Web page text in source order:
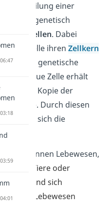
ist die Teilung einer
in zwei genetisch
Tochterzellen. Dabei
Mutterzelle ihrenZellkern
gesamte genetische
Jede neue Zelle erhält
exakte Kopie der
Zelle. Durch diesen
sich die
können Lebewesen,
n, Tiere oder
und sich
. Je nach Lebewesen